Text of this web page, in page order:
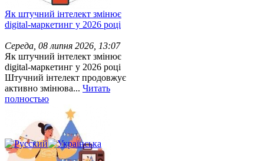
Як штучний інтелект змінює
digital-маркетинг у 2026 році
Середа, 08 липня 2026, 13:07
Як штучний інтелект змінює
digital-маркетинг у 2026 році
Штучний інтелект продовжує
активно змінюва... Читать
полностью